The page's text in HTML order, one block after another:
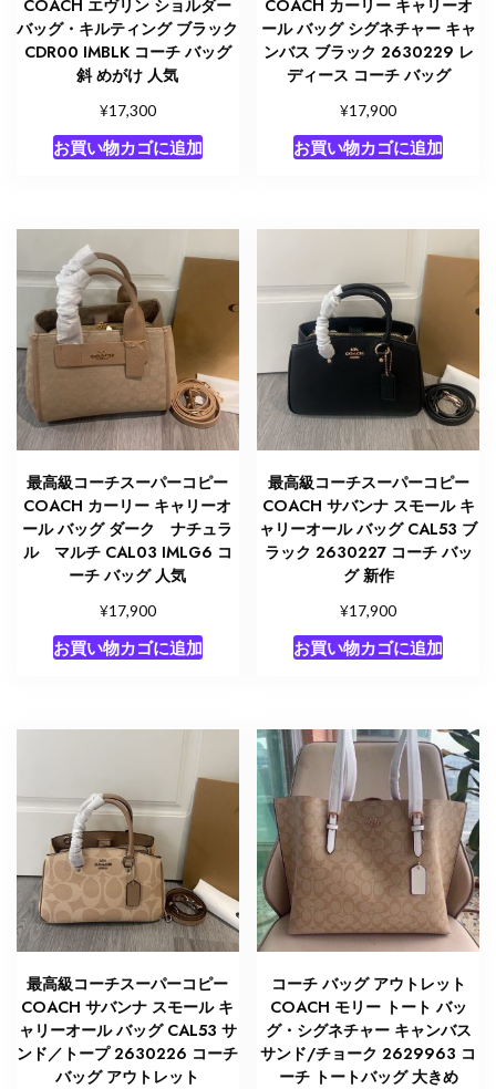
COACH エヴリン ショルダー
バッグ・キルティング ブラック
CDR00 IMBLK コーチ バッグ
斜 めがけ 人気
¥17,300
お買い物カゴに追加
COACH カーリー キャリーオ
ール バッグ シグネチャー キャ
ンバス ブラック 2630229 レ
ディース コーチ バッグ
¥17,900
お買い物カゴに追加
最高級コーチスーパーコピー
COACH カーリー キャリーオ
ール バッグ ダーク ナチュラ
ル マルチ CAL03 IMLG6 コ
ーチ バッグ 人気
¥17,900
お買い物カゴに追加
最高級コーチスーパーコピー
COACH サバンナ スモール キ
ャリーオール バッグ CAL53 ブ
ラック 2630227 コーチ バッ
グ 新作
¥17,900
お買い物カゴに追加
最高級コーチスーパーコピー
COACH サバンナ スモール キ
ャリーオール バッグ CAL53 サ
ンド／トープ 2630226 コーチ
バッグ アウトレット
コーチ バッグ アウトレット
COACH モリー トート バッ
グ・シグネチャー キャンバス
サンド/チョーク 2629963 コ
ーチ トートバッグ 大きめ